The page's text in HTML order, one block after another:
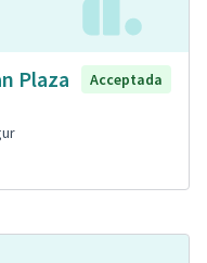
Plaza
Acceptada